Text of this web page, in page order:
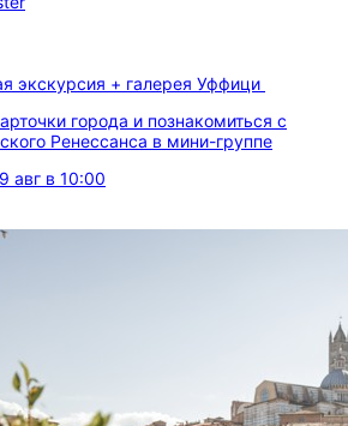
экскурсия + галерея Уффици
города и познакомиться с
Ренессанса в мини-группе
авг в 10:00